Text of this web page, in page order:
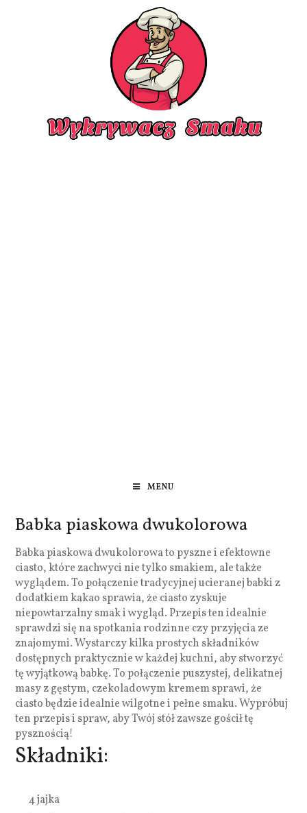
MENU
Babka piaskowa dwukolorowa
Babka piaskowa dwukolorowa to pyszne i efektowne
ciasto, które zachwyci nie tylko smakiem, ale także
wyglądem. To połączenie tradycyjnej ucieranej babki z
dodatkiem kakao sprawia, że ciasto zyskuje
niepowtarzalny smak i wygląd. Przepis ten idealnie
sprawdzi się na spotkania rodzinne czy przyjęcia ze
znajomymi. Wystarczy kilka prostych składników
dostępnych praktycznie w każdej kuchni, aby stworzyć
tę wyjątkową babkę. To połączenie puszystej, delikatnej
masy z gęstym, czekoladowym kremem sprawi, że
ciasto będzie idealnie wilgotne i pełne smaku. Wypróbuj
ten przepis i spraw, aby Twój stół zawsze gościł tę
pysznością!
Składniki:
4 jajka